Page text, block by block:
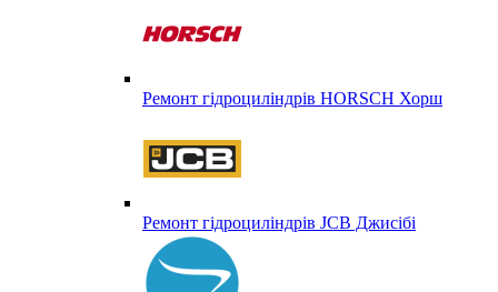
Ремонт гідроциліндрів HORSCH Хорш
Ремонт гідроциліндрів JCB Джисібі